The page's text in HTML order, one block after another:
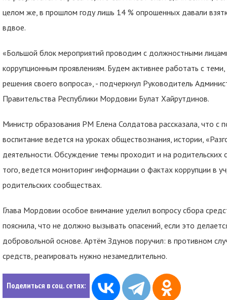
целом же, в прошлом году лишь 14 % опрошенных давали
вдвое.
«Большой блок мероприятий проводим с должностными
коррупционным проявлениям. Будем активнее работать с
решения своего вопроса», - подчеркнул Руководитель
Правительства Республики Мордовии Булат Хайрутдинов.
Министр образования РМ Елена Солдатова рассказала, что
воспитание ведется на уроках обществознания, истории,
деятельности. Обсуждение темы проходит и на
того, ведется мониторинг информации о фактах коррупции в
родительских сообществах.
Глава Мордовии особое внимание уделил вопросу сбора
пояснила, что не должно вызывать опасений, если это
добровольной основе. Артём Здунов поручил: в противном
средств, реагировать нужно незамедлительно.
Поделиться в соц. сетях: